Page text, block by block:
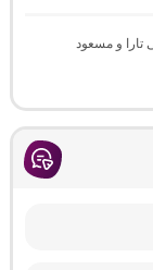
تارا و مسعود